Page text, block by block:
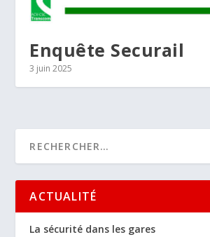
Enquête Securail
3 juin 2025
ACTUALITÉ
La sécurité dans les gares